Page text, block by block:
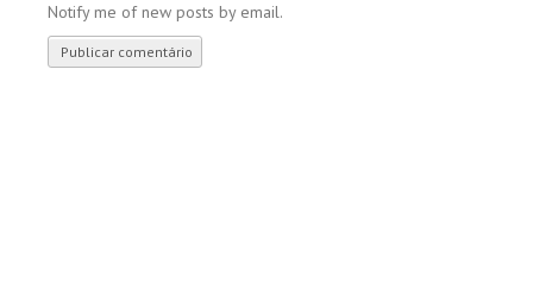
Notify me of new posts by email.